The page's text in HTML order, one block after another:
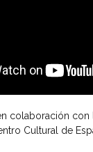
colaboración con
Cultural de